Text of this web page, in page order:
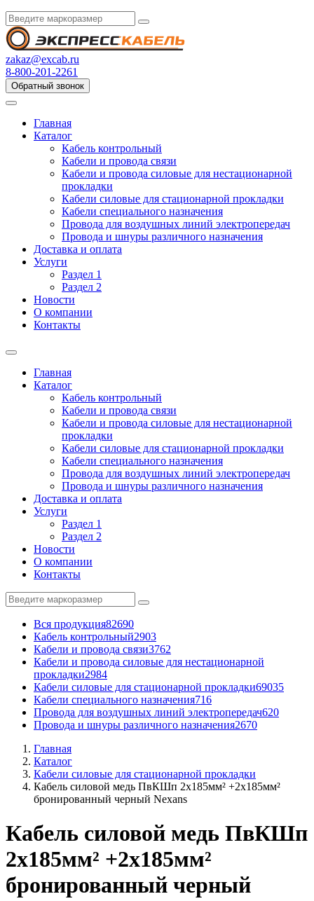
zakaz@excab.ru
8-800-201-2261
Обратный звонок
Главная
Каталог
Кабель контрольный
Кабели и провода связи
Кабели и провода силовые для нестационарной
прокладки
Кабели силовые для стационарной прокладки
Кабели специального назначения
Провода для воздушных линий электропередач
Провода и шнуры различного назначения
Доставка и оплата
Услуги
Раздел 1
Раздел 2
Новости
О компании
Контакты
Главная
Каталог
Кабель контрольный
Кабели и провода связи
Кабели и провода силовые для нестационарной
прокладки
Кабели силовые для стационарной прокладки
Кабели специального назначения
Провода для воздушных линий электропередач
Провода и шнуры различного назначения
Доставка и оплата
Услуги
Раздел 1
Раздел 2
Новости
О компании
Контакты
Вся продукция82690
Кабель контрольный2903
Кабели и провода связи3762
Кабели и провода силовые для нестационарной
прокладки2984
Кабели силовые для стационарной прокладки69035
Кабели специального назначения716
Провода для воздушных линий электропередач620
Провода и шнуры различного назначения2670
Главная
Каталог
Кабели силовые для стационарной прокладки
Кабель силовой медь ПвКШп 2x185мм² +2x185мм²
бронированный черный Nexans
Кабель силовой медь ПвКШп
2x185мм² +2x185мм²
бронированный черный